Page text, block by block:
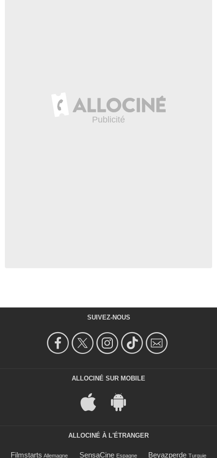
SUIVEZ-NOUS
ALLOCINÉ SUR MOBILE
ALLOCINÉ À L'ÉTRANGER
Filmstarts Allemagne SensaCine Espagne Beyazperde Turquie